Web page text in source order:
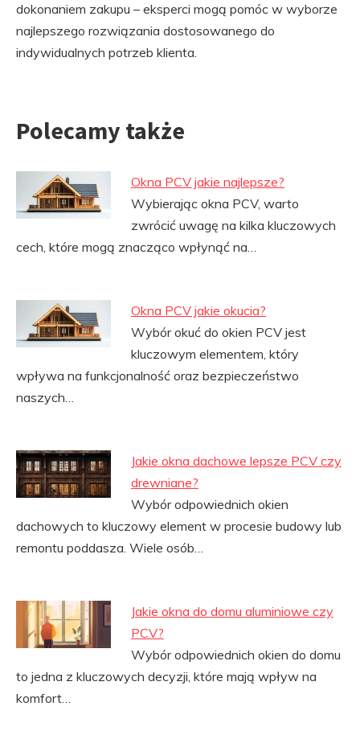
dokonaniem zakupu – eksperci mogą pomóc w wyborze
najlepszego rozwiązania dostosowanego do
indywidualnych potrzeb klienta.
Polecamy także
Okna PCV jakie najlepsze?
Wybierając okna PCV, warto
zwrócić uwagę na kilka kluczowych
cech, które mogą znacząco wpłynąć na…
Okna PCV jakie okucia?
Wybór okuć do okien PCV jest
kluczowym elementem, który
wpływa na funkcjonalność oraz bezpieczeństwo
naszych…
Jakie okna dachowe lepsze PCV czy
drewniane?
Wybór odpowiednich okien
dachowych to kluczowy element w procesie budowy lub
remontu poddasza. Wiele osób…
Jakie okna do domu aluminiowe czy
PCV?
Wybór odpowiednich okien do domu
to jedna z kluczowych decyzji, które mają wpływ na
komfort…